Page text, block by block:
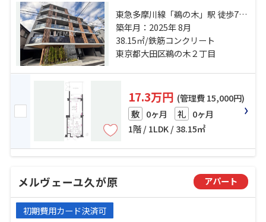
東急多摩川線「鵜の木」駅 徒歩7分
東急多摩川線「下丸子」駅 徒歩10
分 東急池上線「久が原」駅 徒歩17
分
築年月：2025年 8月
38.15㎡/鉄筋コンクリート
東京都大田区鵜の木２丁目
17.3万円 (管理費 15,000円)
敷 0ヶ月 礼 0ヶ月
1階 / 1LDK / 38.15㎡
メルヴェーユ久が原 アパート
初期費用カード決済可